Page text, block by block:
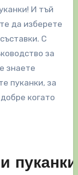
И тъй
да изберете
С
за
знаете
пуканки, за
когато
пуканки